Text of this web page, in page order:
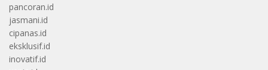
pancoran.id
jasmani.id
cipanas.id
eksklusif.id
inovatif.id